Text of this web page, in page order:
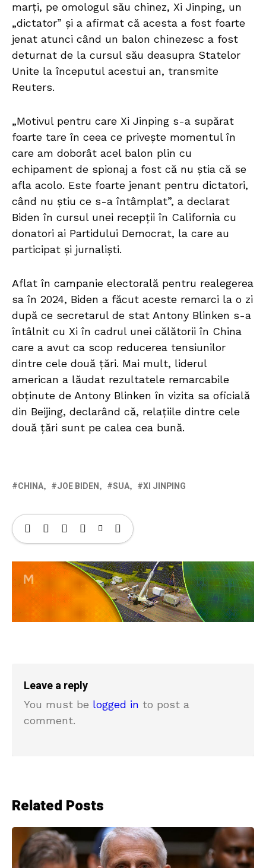
marţi, pe omologul său chinez, Xi Jinping, un
„dictator” şi a afirmat că acesta a fost foarte
jenat atunci când un balon chinezesc a fost
deturnat de la cursul său deasupra Statelor
Unite la începutul acestui an, transmite
Reuters.
„Motivul pentru care Xi Jinping s-a supărat
foarte tare în ceea ce priveşte momentul în
care am doborât acel balon plin cu
echipament de spionaj a fost că nu ştia că se
afla acolo. Este foarte jenant pentru dictatori,
când nu știu ce s-a întâmplat”, a declarat
Biden în cursul unei recepţii în California cu
donatori ai Partidului Democrat, la care au
participat și jurnalişti.
Aflat în campanie electorală pentru realegerea
sa în 2024, Biden a făcut aceste remarci la o zi
după ce secretarul de stat Antony Blinken s-a
întâlnit cu Xi în cadrul unei călătorii în China
care a avut ca scop reducerea tensiunilor
dintre cele două ţări. Mai mult, liderul
american a lăudat rezultatele remarcabile
obținute de Antony Blinken în vizita sa oficială
din Beijing, declarând că, relaţiile dintre cele
două ţări sunt pe calea cea bună.
CHINA JOE BIDEN SUA XI JINPING
Leave a reply
You must be logged in to post a
comment.
Related Posts